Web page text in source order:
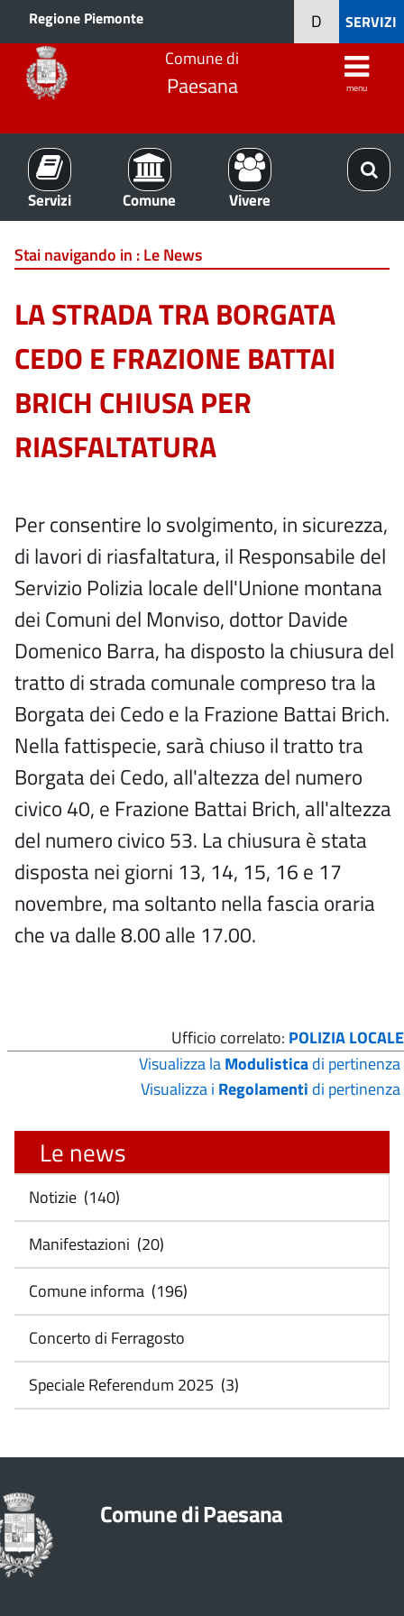
Regione Piemonte SERVIZI
D
Comune di
Paesana menu
Servizi Comune Vivere
Stai navigando in :Le News
LA STRADA TRA BORGATA
CEDO E FRAZIONE BATTAI
BRICH CHIUSA PER
RIASFALTATURA
Per consentire lo svolgimento, in sicurezza,
di lavori di riasfaltatura, il Responsabile del
Servizio Polizia locale dell'Unione montana
dei Comuni del Monviso, dottor Davide
Domenico Barra, ha disposto la chiusura del
tratto di strada comunale compreso tra la
Borgata dei Cedo e la Frazione Battai Brich.
Nella fattispecie, sarà chiuso il tratto tra
Borgata dei Cedo, all'altezza del numero
civico 40, e Frazione Battai Brich, all'altezza
del numero civico 53. La chiusura è stata
disposta nei giorni 13, 14, 15, 16 e 17
novembre, ma soltanto nella fascia oraria
che va dalle 8.00 alle 17.00.
Ufficio correlato: POLIZIA LOCALE
Visualizza laModulisticadi pertinenza
Visualizza i Regolamenti di pertinenza
Le news
Notizie (140)
Manifestazioni (20)
Comune informa (196)
Concerto di Ferragosto
Speciale Referendum 2025 (3)
Comune di Paesana